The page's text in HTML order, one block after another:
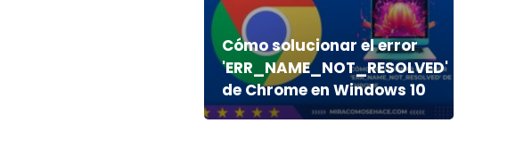
Cómo solucionar el error
'ERR_NAME_NOT_RESOLVED'
de Chrome en Windows 10